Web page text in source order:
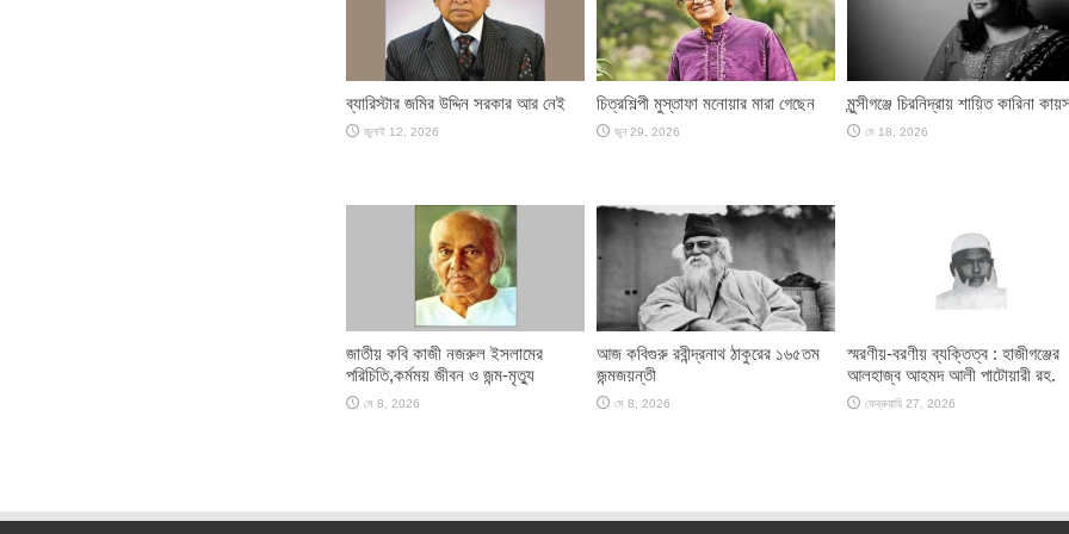
ব্যারিস্টার জমির উদ্দিন সরকার আর নেই
জুলাই 12, 2026
চিত্রশিল্পী মুস্তাফা মনোয়ার মারা গেছেন
জুন 29, 2026
মুন্সীগঞ্জে চিরনিদ্রায় শায়িত কারিনা
মে 18, 2026
জাতীয় কবি কাজী নজরুল ইসলামের
পরিচিতি,কর্মময় জীবন ও জন্ম-মৃত্যু
মে 8, 2026
আজ কবিগুরু রবীন্দ্রনাথ ঠাকুরের ১৬৫তম
জন্মজয়ন্তী
মে 8, 2026
স্মরণীয়-বরণীয় ব্যক্তিত্ব : হাজীগঞ্জের
আলহাজ্ব আহমদ আলী পাটোয়ারী রহ.
ফেব্রুয়ারি 27, 2026